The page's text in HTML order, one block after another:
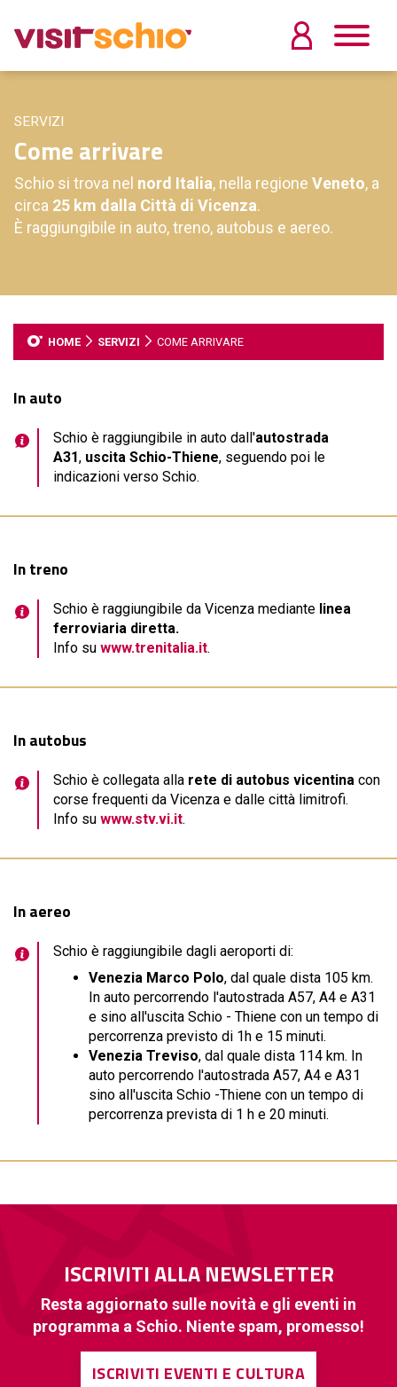
SERVIZI
Come arrivare
Schio si trova nel nord Italia, nella regione Veneto, a
circa 25 km dalla Città di Vicenza.
È raggiungibile in auto, treno, autobus e aereo.
HOME SERVIZI COME ARRIVARE
In auto
Schio è raggiungibile in auto dall'autostrada
A31, uscita Schio-Thiene, seguendo poi le
indicazioni verso Schio.
In treno
Schio è raggiungibile da Vicenza mediante linea
ferroviaria diretta.
Info suwww.trenitalia.it.
In autobus
Schio è collegata alla rete di autobus vicentina con
corse frequenti da Vicenza e dalle città limitrofi.
Info suwww.stv.vi.it.
In aereo
Schio è raggiungibile dagli aeroporti di:
Venezia Marco Polo, dal quale dista 105 km.
In auto percorrendo l'autostrada A57, A4 e A31
e sino all'uscita Schio - Thiene con un tempo di
percorrenza previsto di 1h e 15 minuti.
Venezia Treviso, dal quale dista 114 km. In
auto percorrendo l'autostrada A57, A4 e A31
sino all'uscita Schio -Thiene con un tempo di
percorrenza prevista di 1 h e 20 minuti.
ISCRIVITI ALLA NEWSLETTER
Resta aggiornato sulle novità e gli eventi in
programma a Schio. Niente spam, promesso!
ISCRIVITI EVENTI E CULTURA